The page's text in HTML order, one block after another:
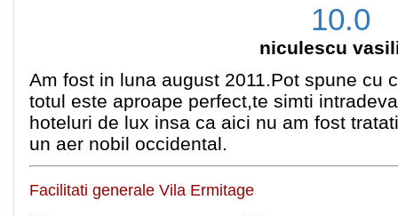
10.0
niculescu
Am fost in luna august 2011.Pot spune cu
totul este aproape perfect,te simti
hoteluri de lux insa ca aici nu am fost
un aer nobil occidental.
Facilitati generale Vila Ermitage